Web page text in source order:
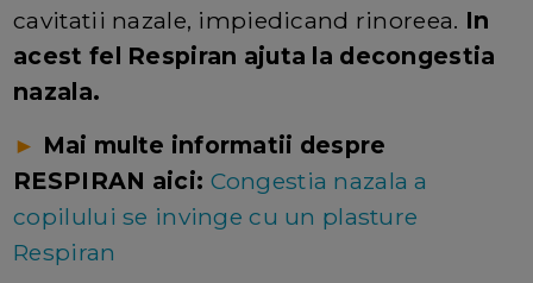
cavitatii nazale, impiedicand rinoreea. In
acest fel Respiran ajuta la decongestia
nazala.
► Mai multe informatii despre
RESPIRAN aici: Congestia nazala a
copilului se invinge cu un plasture
Respiran